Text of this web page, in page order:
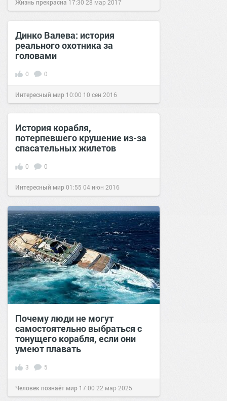
Жизнь прекрасна 17:30 28 мар 2017
Динко Валева: история
реального охотника за
головами
0 0
Интересный мир 10:00 10 сен 2016
История корабля,
потерпевшего крушение из-за
спасательных жилетов
0 0
Интересный мир01:55 04 июн 2016
Почему люди не могут
самостоятельно выбраться с
тонущего корабля, если они
умеют плавать
3 5
Человек познаёт мир 17:00 22 мар 2025